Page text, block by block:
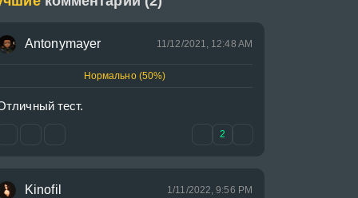
Antonymayer 11/12/2021, 12:48 AM
Нормально (50%)
тест.
2
Kinofil 1/11/2022, 9:56 PM